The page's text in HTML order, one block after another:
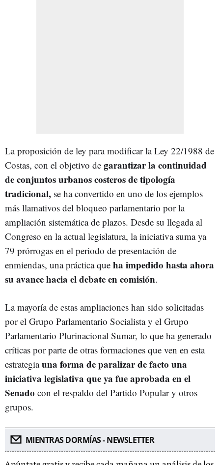
La proposición de ley para modificar la Ley 22/1988 de
Costas, con el objetivo de garantizar la continuidad
de conjuntos urbanos costeros de tipología
tradicional, se ha convertido en uno de los ejemplos
más llamativos del bloqueo parlamentario por la
ampliación sistemática de plazos. Desde su llegada al
Congreso en la actual legislatura, la iniciativa suma ya
79 prórrogas en el periodo de presentación de
enmiendas, una práctica que ha impedido hasta ahora
su avance hacia el debate en comisión.
La mayoría de estas ampliaciones han sido solicitadas
por el Grupo Parlamentario Socialista y el Grupo
Parlamentario Plurinacional Sumar, lo que ha generado
críticas por parte de otras formaciones que ven en esta
estrategiauna forma de paralizar de facto una
iniciativa legislativa que ya fue aprobada en el
Senado con el respaldo del Partido Popular y otros
grupos.
MIENTRAS DORMÍAS - NEWSLETTER